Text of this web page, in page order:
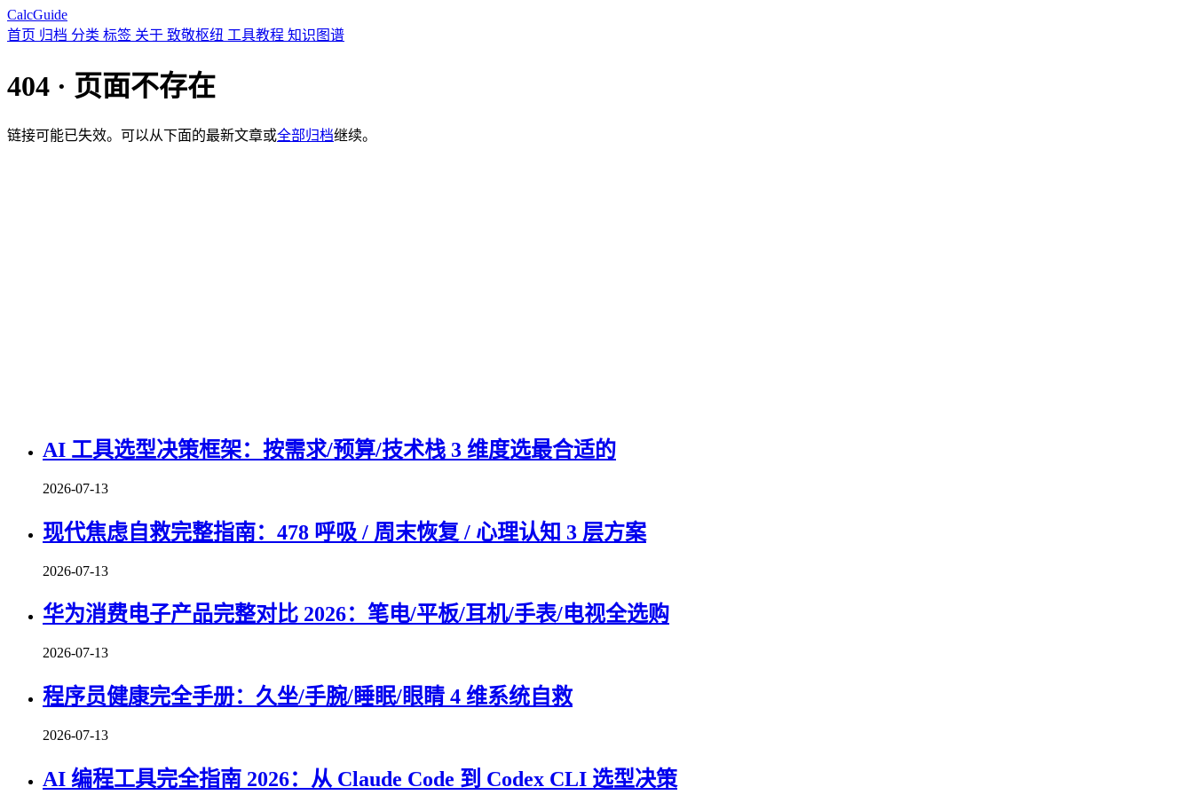
CalcGuide
首页 归档 分类 标签 关于 致敬枢纽 工具教程 知识图谱
404 · 页面不存在
链接可能已失效。可以从下面的最新文章或全部归档继续。
AI 工具选型决策框架：按需求/预算/技术栈 3 维度选最合适的
2026-07-13
现代焦虑自救完整指南：478 呼吸 / 周末恢复 / 心理认知 3 层方案
2026-07-13
华为消费电子产品完整对比 2026：笔电/平板/耳机/手表/电视全选购
2026-07-13
程序员健康完全手册：久坐/手腕/睡眠/眼睛 4 维系统自救
2026-07-13
AI 编程工具完全指南 2026：从 Claude Code 到 Codex CLI 选型决策